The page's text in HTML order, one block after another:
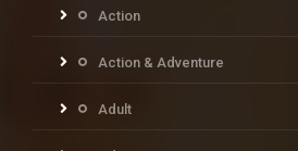
Action
Action & Adventure
Adult